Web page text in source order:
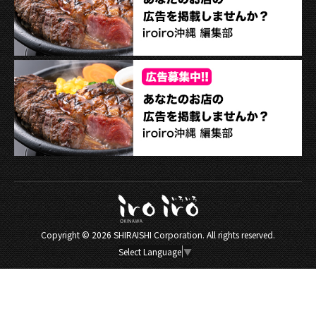
Copyright ©2026 SHIRAISHI Corporation. All rights reserved.
Select Language ▼